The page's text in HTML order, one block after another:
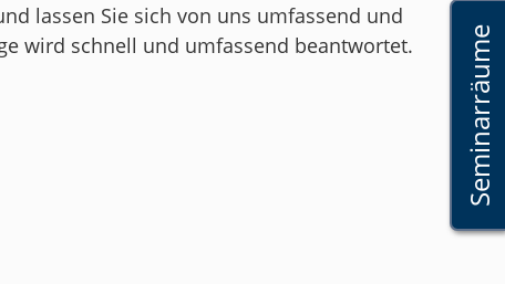
Seminarräume
lassen Sie sich von uns umfassend und
wird schnell und umfassend beantwortet.